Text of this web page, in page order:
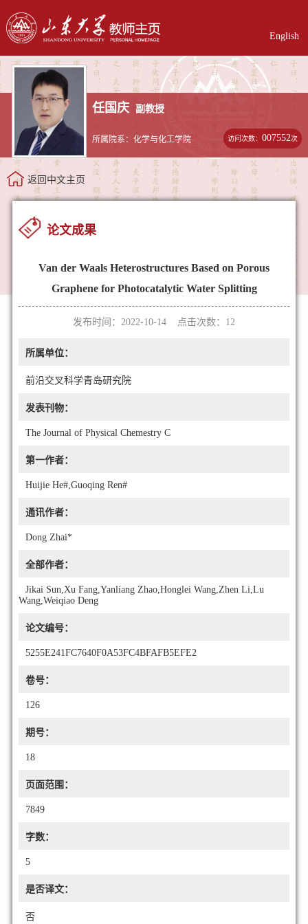
English
任国庆 副教授
所属院系：化学与化工学院 访问次数：007552次
返回中文主页
论文成果
Van der Waals Heterostructures Based on Porous
Graphene for Photocatalytic Water Splitting
发布时间：2022-10-14 点击次数： 12
所属单位：
前沿交叉科学青岛研究院
发表刊物：
The Journal of Physical Chemestry C
第一作者：
Huijie He#,Guoqing Ren#
通讯作者：
Dong Zhai*
全部作者：
Jikai Sun,Xu Fang,Yanliang Zhao,Honglei Wang,Zhen Li,Lu
Wang,Weiqiao Deng
论文编号：
5255E241FC7640F0A53FC4BFAFB5EFE2
卷号：
126
期号：
18
页面范围：
7849
字数：
5
是否译文：
否